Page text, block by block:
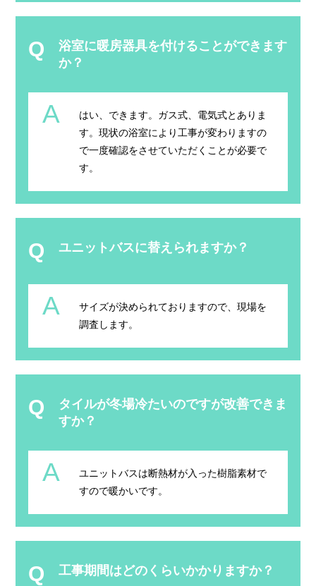
Q
浴室に暖房器具を付けることができます
か？
A
はい、できます。ガス式、電気式とありま
す。現状の浴室により工事が変わりますの
で一度確認をさせていただくことが必要で
す。
Q ユニットバスに替えられますか？
A
サイズが決められておりますので、現場を
調査します。
Q
タイルが冬場冷たいのですが改善できま
すか？
A
ユニットバスは断熱材が入った樹脂素材で
すので暖かいです。
Q 工事期間はどのくらいかかりますか？